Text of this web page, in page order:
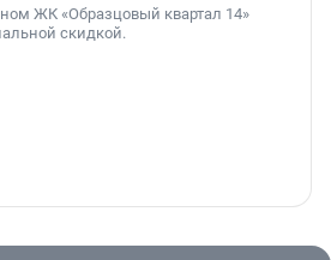
ЖК «Образцовый квартал 14»
скидкой.